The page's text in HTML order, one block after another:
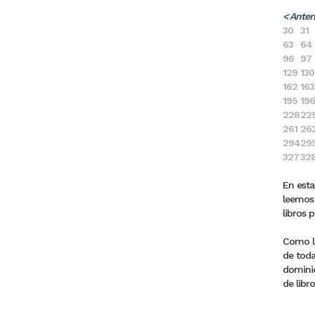
<
30
31
63
64
96
97
129 130
162 163
195 196
228
261
294
327
En
libros
Como
de
de